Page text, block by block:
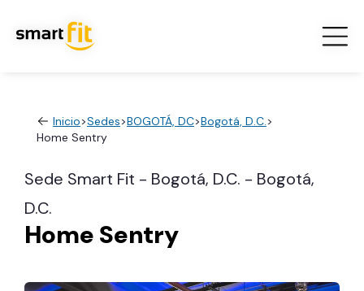
Inicio>Sedes>BOGOTÁ, DC>Bogotá, D.C.>
Home Sentry
Sede Smart Fit - Bogotá, D.C. - Bogotá,
D.C.
Home Sentry